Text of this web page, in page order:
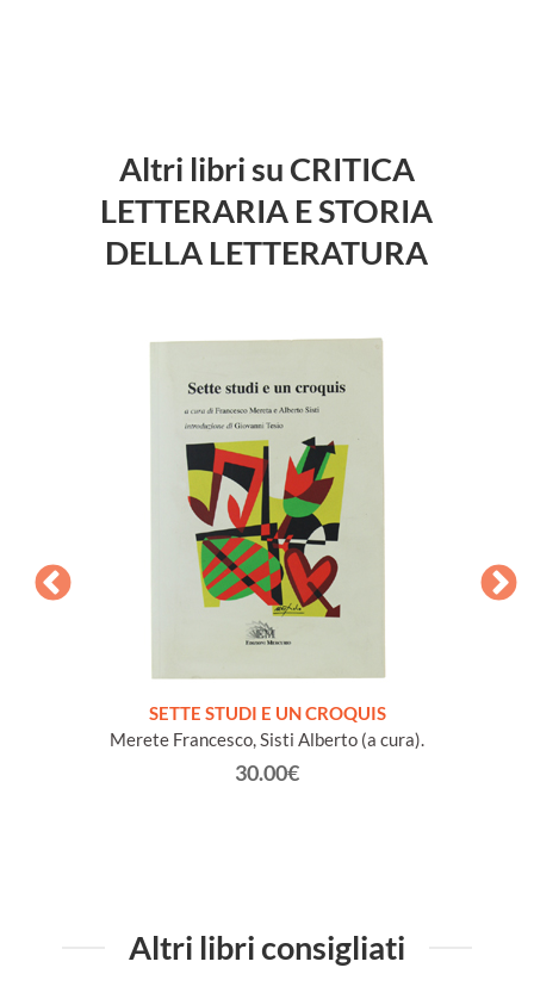
Altri libri su CRITICA
LETTERARIA E STORIA
DELLA LETTERATURA
SETTE STUDI E UN CROQUIS
Merete Francesco, Sisti Alberto (a cura).
30.00€
Altri libri consigliati